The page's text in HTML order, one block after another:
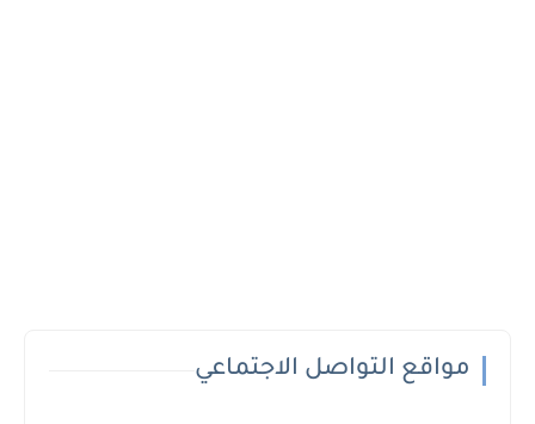
مواقع التواصل الاجتماعي